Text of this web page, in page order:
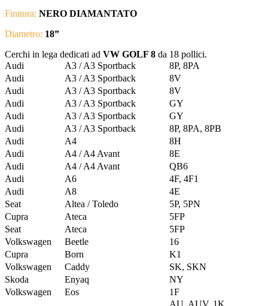
Finitura: NERO DIAMANTATO
Diametro: 18”
Cerchi in lega dedicati ad VW GOLF 8 da 18 pollici.
Audi
A3 / A3 Sportback
8P, 8PA
Audi
A3 / A3 Sportback
8V
Audi
A3 / A3 Sportback
8V
Audi
A3 / A3 Sportback
GY
Audi
A3 / A3 Sportback
GY
Audi
A3 / A3 Sportback
8P, 8PA, 8PB
Audi
A4
8H
Audi
A4 / A4 Avant
8E
Audi
A4 / A4 Avant
QB6
Audi
A6
4F, 4F1
Audi
A8
4E
Seat
Altea / Toledo
5P, 5PN
Cupra
Ateca
5FP
Seat
Ateca
5FP
Volkswagen
Beetle
16
Cupra
Born
K1
Volkswagen
Caddy
SK, SKN
Skoda
Enyaq
NY
Volkswagen
Eos
1F
AU, AUV, 1K,